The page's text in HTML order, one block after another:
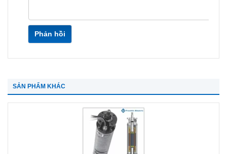
Phản hồi
SẢN PHẨM KHÁC